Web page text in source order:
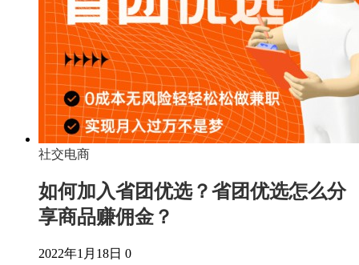
社交电商
如何加入省团优选？省团优选怎么分
享商品赚佣金？
2022年1月18日 0